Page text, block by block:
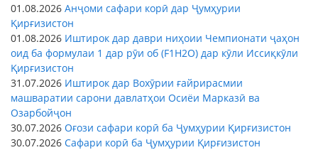
01.08.2026 Анҷоми сафари корӣ дар Ҷумҳурии
Қирғизистон
01.08.2026 Иштирок дар даври ниҳоии Чемпионати ҷаҳон
оид ба формулаи 1 дар рӯи об (F1H2O) дар кӯли Иссиқкӯли
Қирғизистон
31.07.2026 Иштирок дар Вохӯрии ғайрирасмии
машваратии сарони давлатҳои Осиёи Марказӣ ва
Озарбойҷон
30.07.2026 Оғози сафари корӣ ба Ҷумҳурии Қирғизистон
30.07.2026 Сафари корӣ ба Ҷумҳурии Қирғизистон